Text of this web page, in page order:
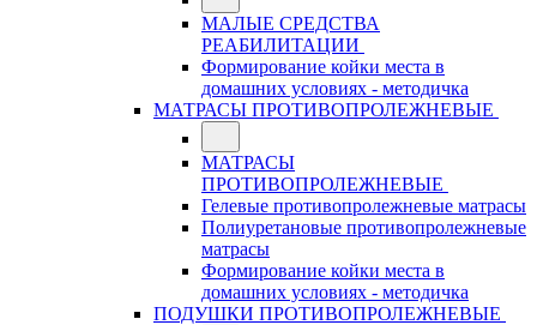
МАЛЫЕ СРЕДСТВА
РЕАБИЛИТАЦИИ
Формирование койки места в
домашних условиях - методичка
МАТРАСЫ ПРОТИВОПРОЛЕЖНЕВЫЕ
МАТРАСЫ
ПРОТИВОПРОЛЕЖНЕВЫЕ
Гелевые противопролежневые матрасы
Полиуретановые противопролежневые
матрасы
Формирование койки места в
домашних условиях - методичка
ПОДУШКИ ПРОТИВОПРОЛЕЖНЕВЫЕ